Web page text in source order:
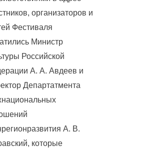
организаторов и
Фестиваля
Министр
Российской
А. А. Авдеев и
Департатмента
А. В.
которые